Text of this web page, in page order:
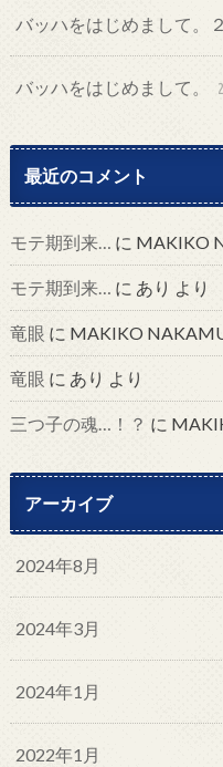
バッハをはじめまして。２
バッハをはじめまして。
最近のコメント
モテ期到来… に MAKIKO
モテ期到来… に あり より
竜眼 に MAKIKO
竜眼 に あり より
三つ子の魂…！？ に
アーカイブ
2024年8月
2024年3月
2024年1月
2022年1月